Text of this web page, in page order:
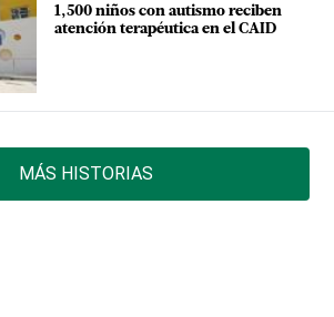
1,500 niños con autismo reciben
atención terapéutica en el CAID
MÁS HISTORIAS